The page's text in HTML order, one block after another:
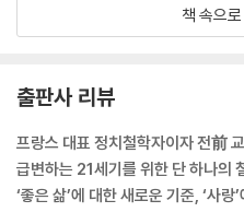
남에게 하지 말라’라는 정통적인 지
가족 형태의 부상과 직결된 오늘날
잠깐일지라도 우리가 타자에게 느끼
데도 그 사람의 팔자에 완전히 무관
방식이 아주 다른 사람일지라도 그
수는 없다는 생각은 우리의 사적 영
책 속으
출판사 리뷰
프랑스 대표 정치철학자이자 전前
급변하는 21세기를 위한 단 하나의
‘좋은 삶’에 대한 새로운 기준, ‘사랑